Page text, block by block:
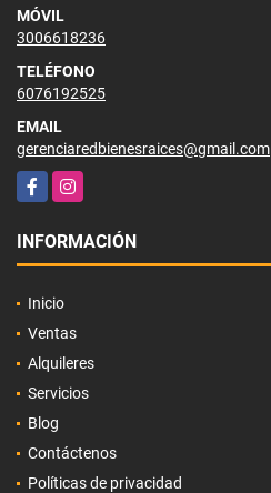
MÓVIL
3006618236
TELÉFONO
6076192525
EMAIL
gerenciaredbienesraices@gmail.com
FacebookInstagram
INFORMACIÓN
Inicio
Ventas
Alquileres
Servicios
Blog
Contáctenos
Políticas de privacidad